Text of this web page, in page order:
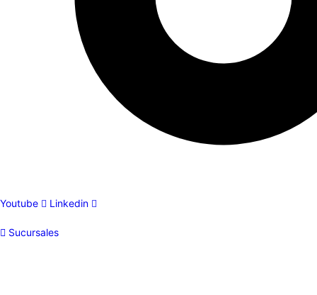
Youtube Linkedin
Sucursales